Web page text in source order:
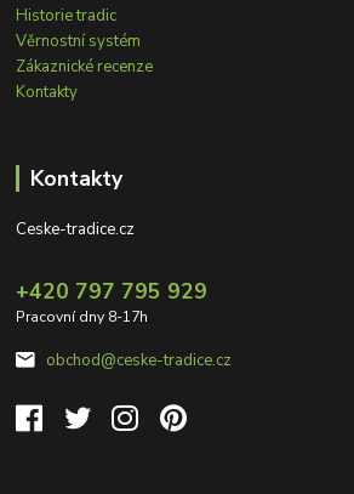
Historie tradic
Věrnostní systém
Zákaznické recenze
Kontakty
Kontakty
Ceske-tradice.cz
+420 797 795 929
Pracovní dny 8-17h
obchod@ceske-tradice.cz